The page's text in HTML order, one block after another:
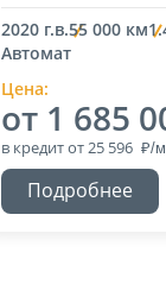
2020 г.в.55 000 км
Автомат
Цена:
от 1 685
в кредитот 25 596
Подробнее